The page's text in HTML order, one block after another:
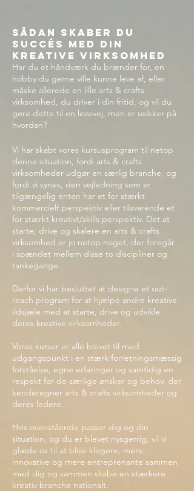
Sådan skaber du
succés med din
kreative virksomhed
Har du et håndværk du brænder for, en
hobby du gerne ville kunne leve af, eller
måske allerede en lille arts & crafts
virksomhed, du driver i din fritid, og vil du
gøre dette til en levevej, men er usikker på
hvordan?
Vi har skabt vores kursusprogram til netop
denne situation, fordi arts & crafts
virksomheder udgør en særlig branche, og
fordi vi synes, den vejledning som er
tilgængelig enten har et for stærkt
kommercielt perspektiv eller tilsvarende et
for stærkt kreativt/skills perspektiv. Det at
starte, drive og skalere en arts & crafts
virksomhed er jo netop noget, der foregår
i spændet mellem disse to discipliner og
tankegange.
Derfor vi har besluttet at designe et out-
reach program for at hjælpe andre kreative
ildsjæle med at starte, drive og udvikle
deres kreative virksomheder.
Vores kurser er alle blevet til med
udgangspunkt i en stærk forretningsmæssig
forståelse, egne erfaringer og samtidig en
respekt for de særlige ønsker og behov, der
kendetegner arts & crafts virksomheder og
deres ledere.
Hvis ovenstående passer dig og din
situation, og du er blevet nysgerrig, vil vi
glæde os til at blive klogere, mere
innovative og mere entreprenante sammen
med dig og sammen skabe en stærkere
kreativ branche nationalt.